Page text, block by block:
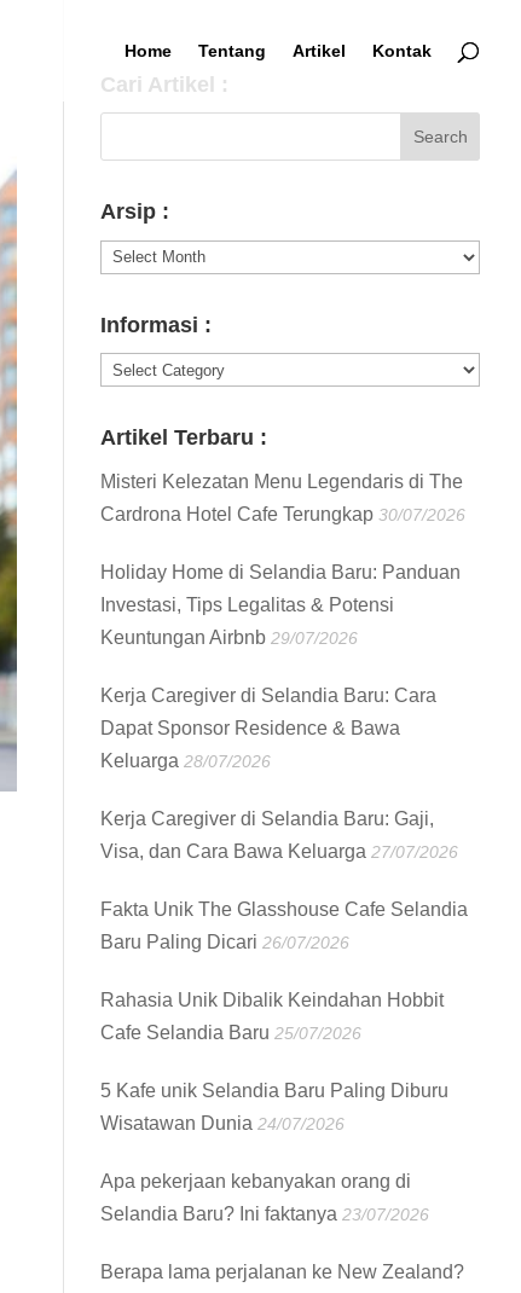
Home Tentang Artikel Kontak
Cari Artikel :
Arsip :
Arsip
Informasi :
Informasi
Artikel Terbaru :
Misteri Kelezatan Menu Legendaris di The
Cardrona Hotel Cafe Terungkap 30/07/2026
Holiday Home di Selandia Baru: Panduan
Investasi, Tips Legalitas & Potensi
Keuntungan Airbnb 29/07/2026
Kerja Caregiver di Selandia Baru: Cara
Dapat Sponsor Residence & Bawa
Keluarga 28/07/2026
Kerja Caregiver di Selandia Baru: Gaji,
Visa, dan Cara Bawa Keluarga 27/07/2026
Fakta Unik The Glasshouse Cafe Selandia
Baru Paling Dicari 26/07/2026
Rahasia Unik Dibalik Keindahan Hobbit
Cafe Selandia Baru 25/07/2026
5 Kafe unik Selandia Baru Paling Diburu
Wisatawan Dunia 24/07/2026
Apa pekerjaan kebanyakan orang di
Selandia Baru? Ini faktanya 23/07/2026
Berapa lama perjalanan ke New Zealand?